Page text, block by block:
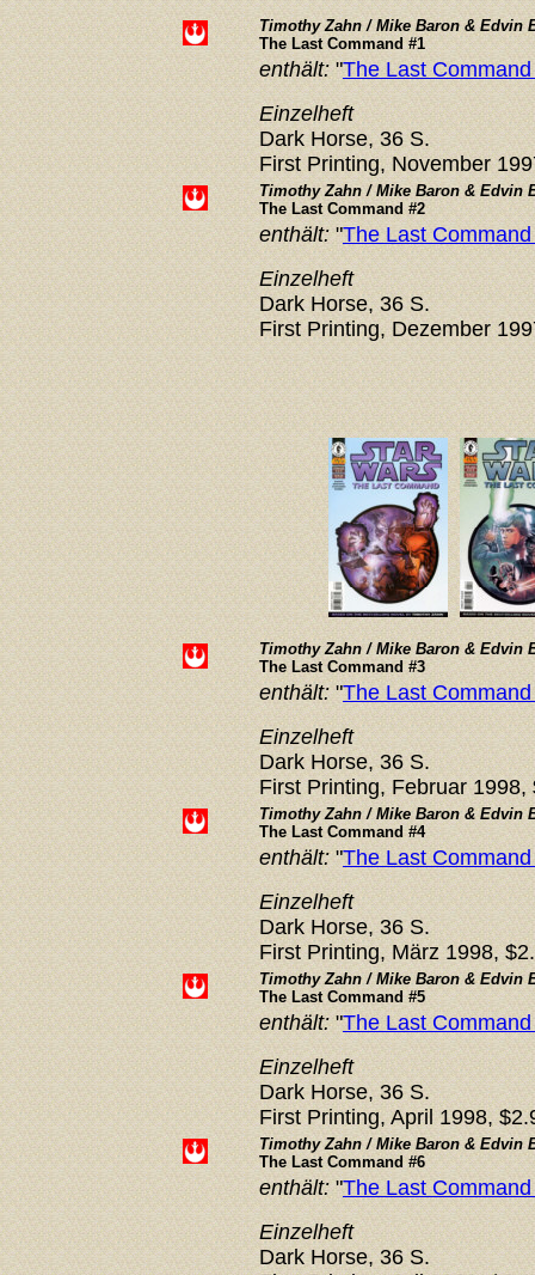
Timothy Zahn / Mike Baron & Edvin
The Last Command #1
enthält:"The Last
Einzelheft
Dark Horse, 36 S.
First Printing, November
Timothy Zahn / Mike Baron & Edvin
The Last Command #2
enthält:"The Last
Einzelheft
Dark Horse, 36 S.
First Printing, Dezember
Timothy Zahn / Mike Baron &Edvin
The Last Command #3
enthält:"The Last
Einzelheft
Dark Horse, 36 S.
First Printing, Februar 1998,
Timothy Zahn / Mike Baron &Edvin
The Last Command #4
enthält:"The Last
Einzelheft
Dark Horse, 36 S.
First Printing, März 1998,
Timothy Zahn / Mike Baron &Edvin
The Last Command #5
enthält:"The Last
Einzelheft
Dark Horse, 36 S.
First Printing, April 1998,
Timothy Zahn / Mike Baron &Edvin
The Last Command #6
enthält:"The Last
Einzelheft
Dark Horse, 36 S.